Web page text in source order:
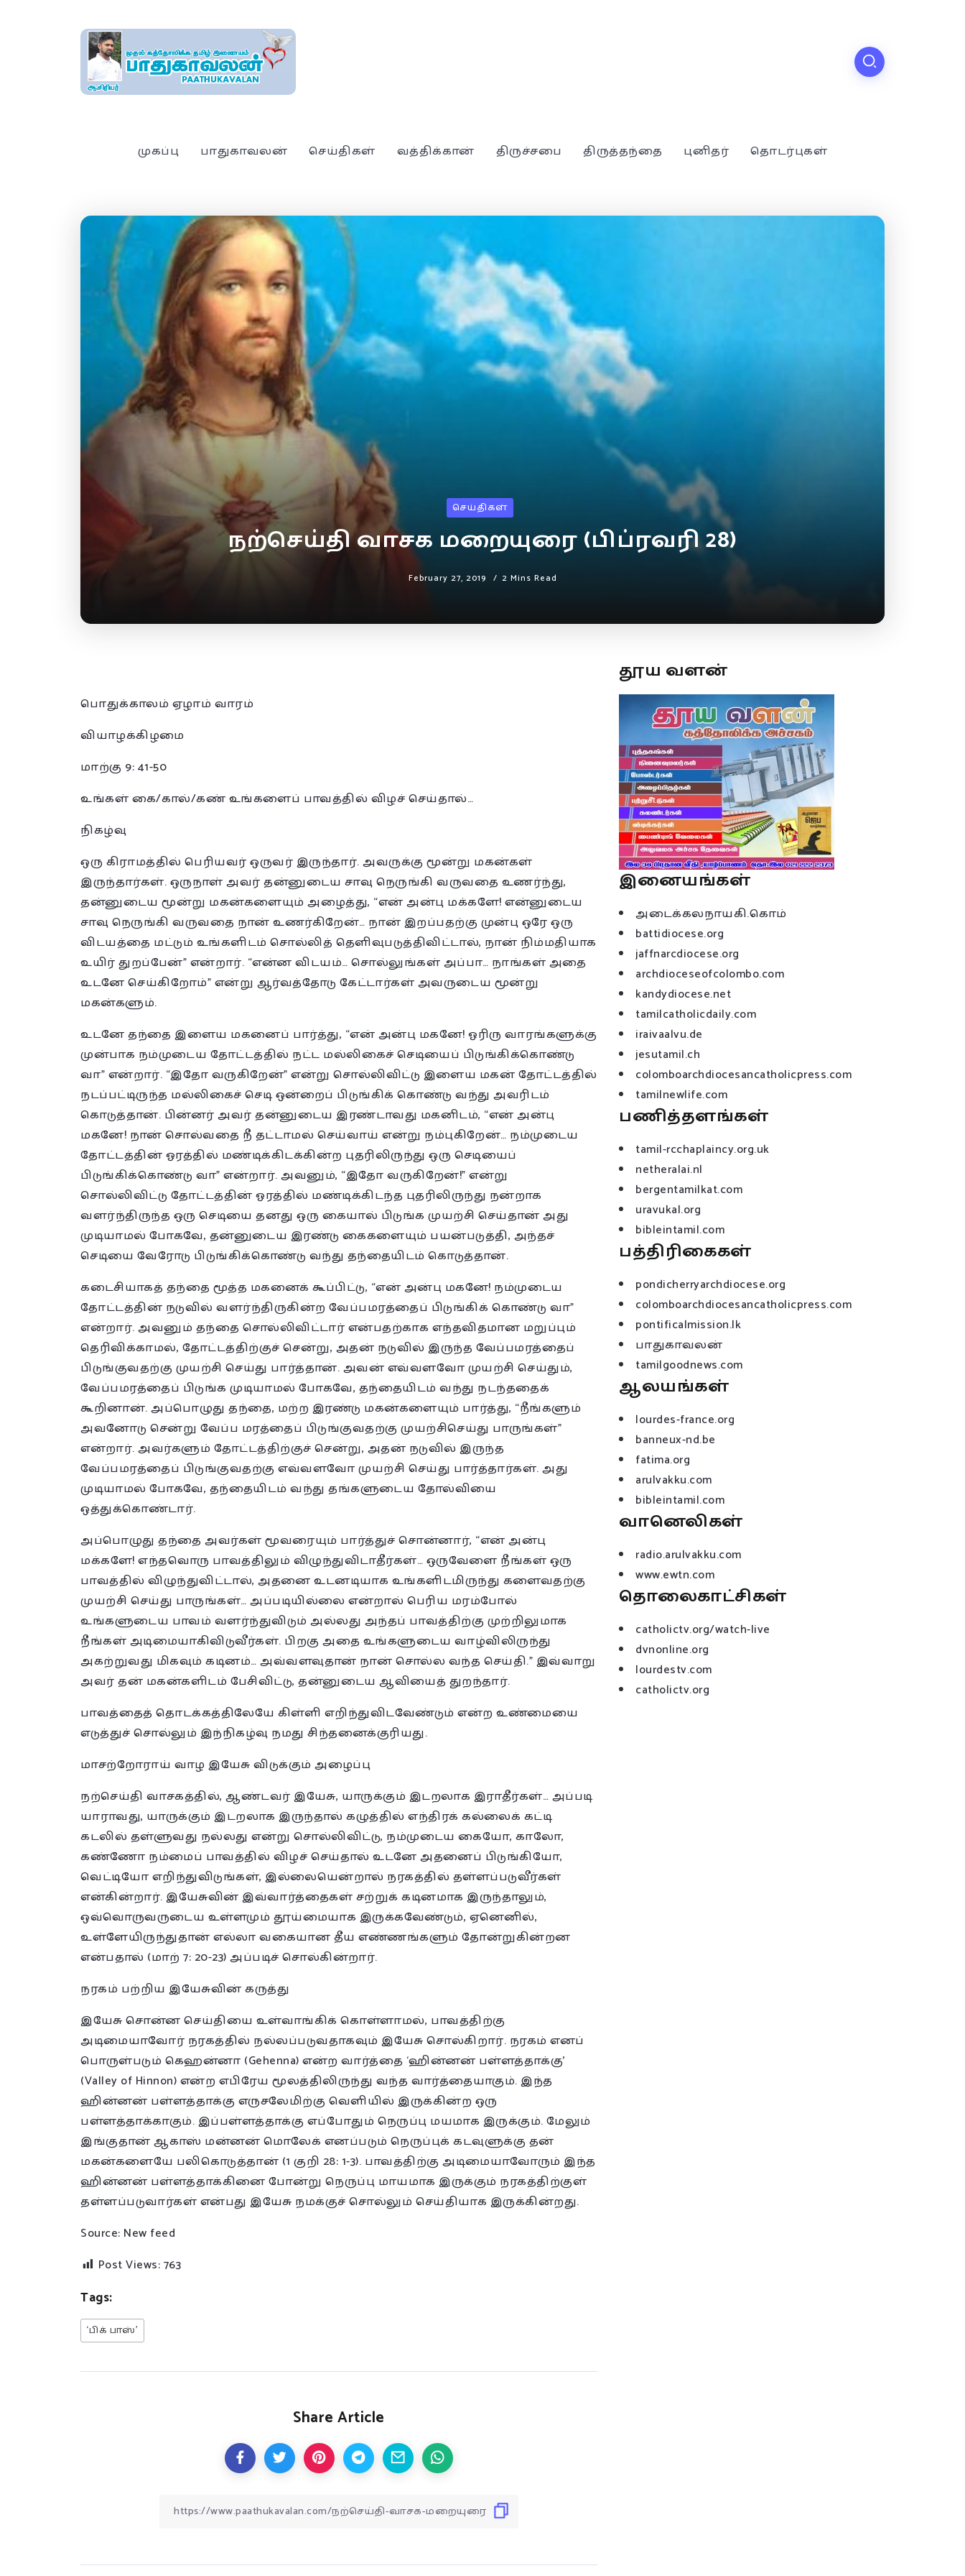
முகப்பு பாதுகாவலன் செய்திகள் வத்திக்கான் திருச்சபை திருத்தந்தை புனிதர் தொடர்புகள்
செய்திகள்
நற்செய்தி வாசக மறையுரை (பிப்ரவரி 28)
February 27, 2019 2 Mins Read
பொதுக்காலம் ஏழாம் வாரம்
வியாழக்கிழமை
மாற்கு 9: 41-50
உங்கள் கை/கால்/கண் உங்களைப் பாவத்தில் விழச் செய்தால்…
நிகழ்வு
ஒரு கிராமத்தில் பெரியவர் ஒருவர் இருந்தார். அவருக்கு மூன்று மகன்கள்
இருந்தார்கள். ஒருநாள் அவர் தன்னுடைய சாவு நெருங்கி வருவதை உணர்ந்து,
தன்னுடைய மூன்று மகன்களையும் அழைத்து, “என் அன்பு மக்களே! என்னுடைய
சாவு நெருங்கி வருவதை நான் உணர்கிறேன்… நான் இறப்பதற்கு முன்பு ஒரே ஒரு
விடயத்தை மட்டும் உங்களிடம் சொல்லித் தெளிவுபடுத்திவிட்டால், நான் நிம்மதியாக
உயிர் துறப்பேன்” என்றார். “என்ன விடயம்… சொல்லுங்கள் அப்பா… நாங்கள் அதை
உடனே செய்கிறோம்” என்று ஆர்வத்தோடு கேட்டார்கள் அவருடைய மூன்று
மகன்களும்.
உடனே தந்தை இளைய மகனைப் பார்த்து, “என் அன்பு மகனே! ஓரிரு வாரங்களுக்கு
முன்பாக நம்முடைய தோட்டத்தில் நட்ட மல்லிகைச் செடியைப் பிடுங்கிக்கொண்டு
வா” என்றார். “இதோ வருகிறேன்” என்று சொல்லிவிட்டு இளைய மகன் தோட்டத்தில்
நடப்பட்டிருந்த மல்லிகைச் செடி ஒன்றைப் பிடுங்கிக் கொண்டு வந்து அவரிடம்
கொடுத்தான். பின்னர் அவர் தன்னுடைய இரண்டாவது மகனிடம், “என் அன்பு
மகனே! நான் சொல்வதை நீ தட்டாமல் செய்வாய் என்று நம்புகிறேன்… நம்முடைய
தோட்டத்தின் ஓரத்தில் மண்டிக்கிடக்கின்ற புதரிலிருந்து ஒரு செடியைப்
பிடுங்கிக்கொண்டு வா” என்றார். அவனும், “இதோ வருகிறேன்!” என்று
சொல்லிவிட்டு தோட்டத்தின் ஓரத்தில் மண்டிக்கிடந்த புதரிலிருந்து நன்றாக
வளர்ந்திருந்த ஒரு செடியை தனது ஒரு கையால் பிடுங்க முயற்சி செய்தான் அது
முடியாமல் போகவே, தன்னுடைய இரண்டு கைகளையும் பயன்படுத்தி, அந்தச்
செடியை வேரோடு பிடுங்கிக்கொண்டு வந்து தந்தையிடம் கொடுத்தான்.
கடைசியாகத் தந்தை மூத்த மகனைக் கூப்பிட்டு, “என் அன்பு மகனே! நம்முடைய
தோட்டத்தின் நடுவில் வளர்ந்திருகின்ற வேப்பமரத்தைப் பிடுங்கிக் கொண்டு வா”
என்றார். அவனும் தந்தை சொல்லிவிட்டார் என்பதற்காக எந்தவிதமான மறுப்பும்
தெரிவிக்காமல், தோட்டத்திற்குச் சென்று, அதன் நடுவில் இருந்த வேப்பமரத்தைப்
பிடுங்குவதற்கு முயற்சி செய்து பார்த்தான். அவன் எவ்வளவோ முயற்சி செய்தும்,
வேப்பமரத்தைப் பிடுங்க முடியாமல் போகவே, தந்தையிடம் வந்து நடந்ததைக்
கூறினான். அப்பொழுது தந்தை, மற்ற இரண்டு மகன்களையும் பார்த்து, “நீங்களும்
அவனோடு சென்று வேப்ப மரத்தைப் பிடுங்குவதற்கு முயற்சிசெய்து பாருங்கள்”
என்றார். அவர்களும் தோட்டத்திற்குச் சென்று, அதன் நடுவில் இருந்த
வேப்பமரத்தைப் பிடுங்குவதற்கு எவ்வளவோ முயற்சி செய்து பார்த்தார்கள். அது
முடியாமல் போகவே, தந்தையிடம் வந்து தங்களுடைய தோல்வியை
ஒத்துக்கொண்டார்.
அப்பொழுது தந்தை அவர்கள் மூவரையும் பார்த்துச் சொன்னார், “என் அன்பு
மக்களே! எந்தவொரு பாவத்திலும் விழுந்துவிடாதீர்கள்… ஒருவேளை நீங்கள் ஒரு
பாவத்தில் விழுந்துவிட்டால், அதனை உடனடியாக உங்களிடமிருந்து களைவதற்கு
முயற்சி செய்து பாருங்கள்… அப்படியில்லை என்றால் பெரிய மரம்போல்
உங்களுடைய பாவம் வளர்ந்துவிடும் அல்லது அந்தப் பாவத்திற்கு முற்றிலுமாக
நீங்கள் அடிமையாகிவிடுவீர்கள். பிறகு அதை உங்களுடைய வாழ்விலிருந்து
அகற்றுவது மிகவும் கடினம்… அவ்வளவுதான் நான் சொல்ல வந்த செய்தி.” இவ்வாறு
அவர் தன் மகன்களிடம் பேசிவிட்டு, தன்னுடைய ஆவியைத் துறந்தார்.
பாவத்தைத் தொடக்கத்திலேயே கிள்ளி எறிந்துவிடவேண்டும் என்ற உண்மையை
எடுத்துச் சொல்லும் இந்நிகழ்வு நமது சிந்தனைக்குரியது.
மாசற்றோராய் வாழ இயேசு விடுக்கும் அழைப்பு
நற்செய்தி வாசகத்தில், ஆண்டவர் இயேசு, யாருக்கும் இடறலாக இராதீர்கள்… அப்படி
யாராவது, யாருக்கும் இடறலாக இருந்தால் கழுத்தில் எந்திரக் கல்லைக் கட்டி
கடலில் தள்ளுவது நல்லது என்று சொல்லிவிட்டு, நம்முடைய கையோ, காலோ,
கண்ணோ நம்மைப் பாவத்தில் விழச் செய்தால் உடனே அதனைப் பிடுங்கியோ,
வெட்டியோ எறிந்துவிடுங்கள், இல்லையென்றால் நரகத்தில் தள்ளப்படுவீர்கள்
என்கின்றார். இயேசுவின் இவ்வார்த்தைகள் சற்றுக் கடினமாக இருந்தாலும்,
ஒவ்வொருவருடைய உள்ளமும் தூய்மையாக இருக்கவேண்டும், ஏனெனில்,
உள்ளேயிருந்துதான் எல்லா வகையான தீய எண்ணங்களும் தோன்றுகின்றன
என்பதால் (மாற் 7: 20-23) அப்படிச் சொல்கின்றார்.
நரகம் பற்றிய இயேசுவின் கருத்து
இயேசு சொன்ன செய்தியை உள்வாங்கிக் கொள்ளாமல், பாவத்திற்கு
அடிமையாவோர் நரகத்தில் நல்லப்படுவதாகவும் இயேசு சொல்கிறார். நரகம் எனப்
பொருள்படும் கெஹன்னா (Gehenna) என்ற வார்த்தை ‘ஹின்னன் பள்ளத்தாக்கு’
(Valley of Hinnon) என்ற எபிரேய மூலத்திலிருந்து வந்த வார்த்தையாகும். இந்த
ஹின்னன் பள்ளத்தாக்கு எருசலேமிற்கு வெளியில் இருக்கின்ற ஒரு
பள்ளத்தாக்காகும். இப்பள்ளத்தாக்கு எப்போதும் நெருப்பு மயமாக இருக்கும். மேலும்
இங்குதான் ஆகாஸ் மன்னன் மொலேக் எனப்படும் நெருப்புக் கடவுளுக்கு தன்
மகன்களையே பலிகொடுத்தான் (1 குறி 28: 1-3). பாவத்திற்கு அடிமையாவோரும் இந்த
ஹின்னன் பள்ளத்தாக்கினை போன்று நெருப்பு மாயமாக இருக்கும் நரகத்திற்குள்
தள்ளப்படுவார்கள் என்பது இயேசு நமக்குச் சொல்லும் செய்தியாக இருக்கின்றது.
Source: New feed
Post Views:763
Tags:
‘பிக் பாஸ்’
Share Article
தூய வளன்
இனையங்கள்
அடைக்கலநாயகி.கொம்
battidiocese.org
jaffnarcdiocese.org
archdioceseofcolombo.com
kandydiocese.net
tamilcatholicdaily.com
iraivaalvu.de
jesutamil.ch
colomboarchdiocesancatholicpress.com
tamilnewlife.com
பணித்தளங்கள்
tamil-rcchaplaincy.org.uk
netheralai.nl
bergentamilkat.com
uravukal.org
bibleintamil.com
பத்திரிகைகள்
pondicherryarchdiocese.org
colomboarchdiocesancatholicpress.com
pontificalmission.lk
பாதுகாவலன்
tamilgoodnews.com
ஆலயங்கள்
lourdes-france.org
banneux-nd.be
fatima.org
arulvakku.com
bibleintamil.com
வானெலிகள்
radio.arulvakku.com
www.ewtn.com
தொலைகாட்சிகள்
catholictv.org/watch-live
dvnonline.org
lourdestv.com
catholictv.org